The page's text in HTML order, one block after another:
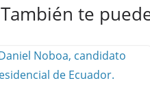
o p
También te